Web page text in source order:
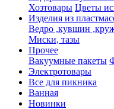
Хозтовары Цветы
Изделия из
Ведро ,кувшин
Миски, тазы
Прочее
Вакуумные пакеты
Электротовары
Все для пикника
Ванная
Новинки